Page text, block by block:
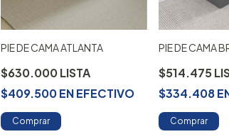
PIE DE CAMA ATLANTA
$630.000
$409.500ENEFECTIVO
Comprar
PIE DE CAMA
$514.475
$334.408
Comprar